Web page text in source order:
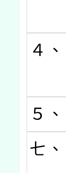
４、
５、
七、